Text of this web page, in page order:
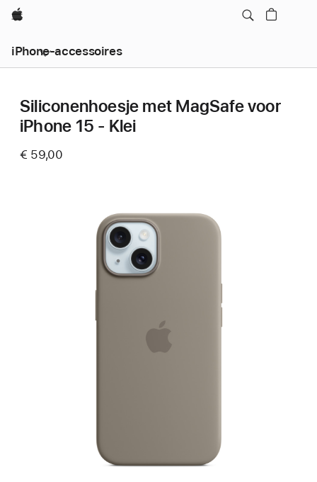
Apple
iPhone-accessoires
Siliconenhoesje met MagSafe voor
iPhone 15 - Klei
€ 59,00